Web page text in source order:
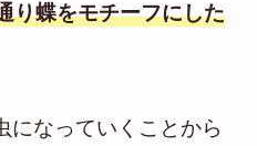
り蝶をモチーフにした
になっていくことから